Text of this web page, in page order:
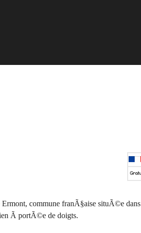
commune franÃ§aise situÃ©e dans
Ã portÃ©e de doigts.